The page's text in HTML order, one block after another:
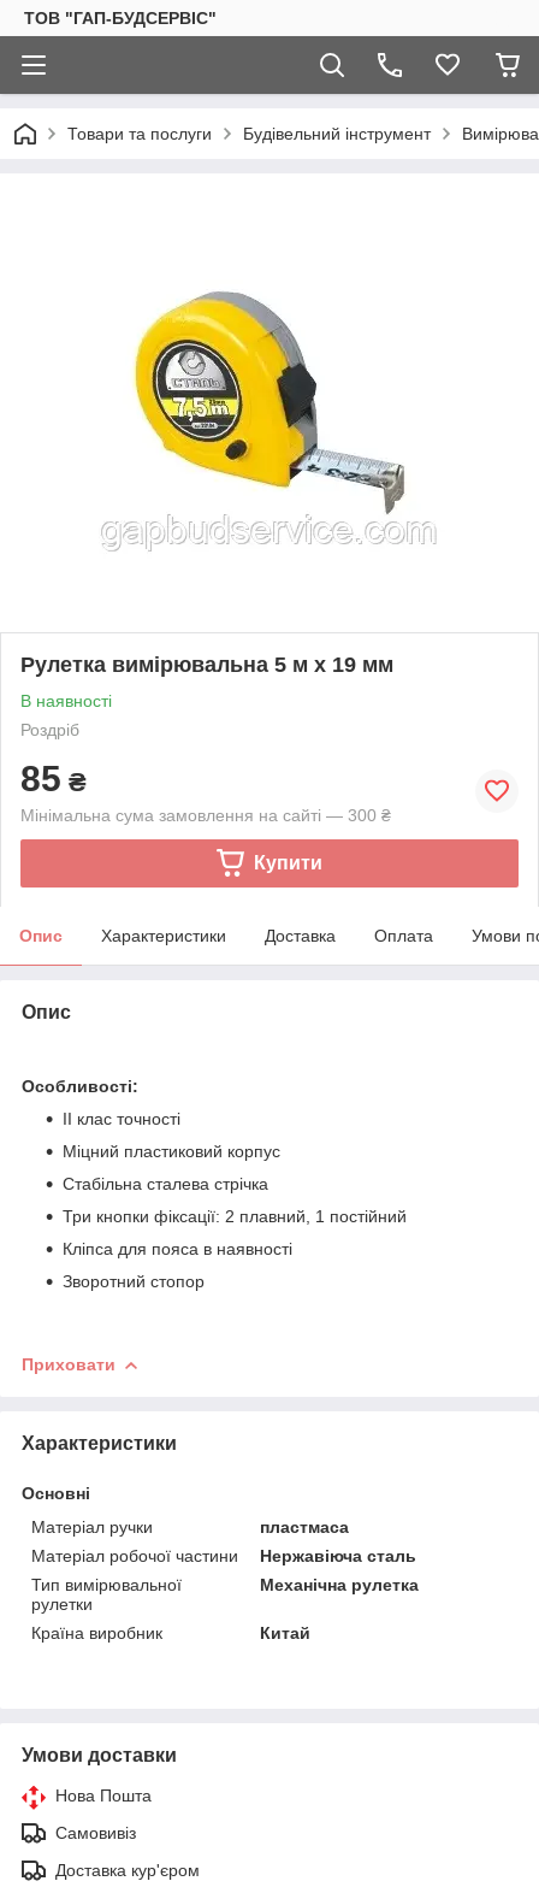
ТОВ "ГАП-БУДСЕРВІС"
Товари та послуги Будівельний інструмент
Рулетка вимірювальна 5 м х 19 мм
В наявності
Роздріб
85 ₴
Мінімальна сума замовлення на сайті — 300 ₴
Купити
Опис Характеристики Доставка Оплата Умови
Опис
Особливості:
II клас точності
Міцний пластиковий корпус
Стабільна сталева стрічка
Три кнопки фіксації: 2 плавний, 1 постійний
Кліпса для пояса в наявності
Зворотний стопор
Приховати
Характеристики
Основні
Матеріал ручки
пластмаса
Матеріал робочої частини
Нержавіюча сталь
Тип вимірювальної
рулетки
Механічна рулетка
Країна виробник Китай
Умови доставки
Нова Пошта
Самовивіз
Доставка кур'єром